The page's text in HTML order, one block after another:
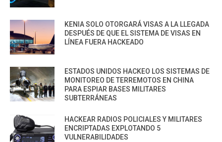
KENIA SOLO OTORGARÁ VISAS A LA LLEGADA
DESPUÉS DE QUE EL SISTEMA DE VISAS EN
LÍNEA FUERA HACKEADO
ESTADOS UNIDOS HACKEO LOS SISTEMAS DE
MONITOREO DE TERREMOTOS EN CHINA
PARA ESPIAR BASES MILITARES
SUBTERRÁNEAS
HACKEAR RADIOS POLICIALES Y MILITARES
ENCRIPTADAS EXPLOTANDO 5
VULNERABILIDADES